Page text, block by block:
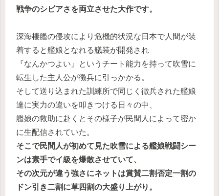
戦争のシビアさを両立させた大作です。
深海棲艦の侵攻により危機的状況な日本で人間が装
着すると艦娘となれる艤装が開発され
『なんかつよい』というチート能力を持って吹雪に
転生した主人公が徴兵に引っかかる。
そして送り込まれた訓練所で同じく徴兵された艦娘
達に実力の違いを叩きつける日々の中、
艦娘の救助に赴くとその様子が民間人によって密か
に生配信されていた。
そこで民間人が初めて見た吹雪による艦娘戦闘シー
ンは素手でイ級を爆散させていて、
その次元が違う強さにネットは賞賛二割否定一割の
ドン引き二割に草四割の大盛り上がり。